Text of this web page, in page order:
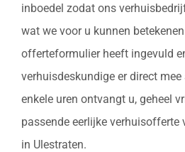
inboedel zodat ons
wat we voor u kunnen
offerteformulier heeft ingevuld
verhuisdeskundige er direct
enkele uren ontvangt u, geheel
passende eerlijke
in Ulestraten.